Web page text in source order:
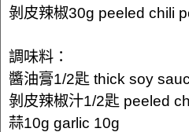
剝皮辣椒30g peeled chili
調味料：
醬油膏1/2匙 thick soy
剝皮辣椒汁1/2匙 peeled
蒜10g garlic 10g